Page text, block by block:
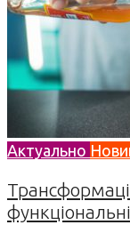
Актуально